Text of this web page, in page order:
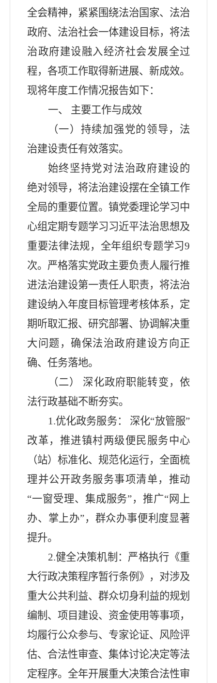
全会精神，紧紧围绕法治国家、法治
政府、法治社会一体建设目标，将法
治政府建设融入经济社会发展全过
程，各项工作取得新进展、新成效。
现将年度工作情况报告如下：
一、
主要工作与成效
（一）持续加强党的领导，法
治建设责任有效落实。
始终坚持党对法治政府建设的
绝对领导，将法治建设摆在全镇工作
全局的重要位置。镇党委理论学习中
心组定期专题学习习近平法治思想及
重要法律法规，全年组织专题学习9
次。严格落实党政主要负责人履行推
进法治建设第一责任人职责，将法治
建设纳入年度目标管理考核体系，定
期听取汇报、研究部署、协调解决重
大问题，确保法治政府建设方向正
确、任务落地。
（二）
深化政府职能转变，依
法行政基础不断夯实。
1.优化政务服务： 深化“放管服”
改革，推进镇村两级便民服务中心
（站）标准化、规范化运行，全面梳
理并公开政务服务事项清单，推动
“一窗受理、集成服务”，推广“网上
办、掌上办”，群众办事便利度显著
提升。
2.健全决策机制：严格执行《重
大行政决策程序暂行条例》，对涉及
重大公共利益、群众切身利益的规划
编制、项目建设、资金使用等事项，
均履行公众参与、专家论证、风险评
估、合法性审查、集体讨论决定等法
定程序。全年开展重大决策合法性审